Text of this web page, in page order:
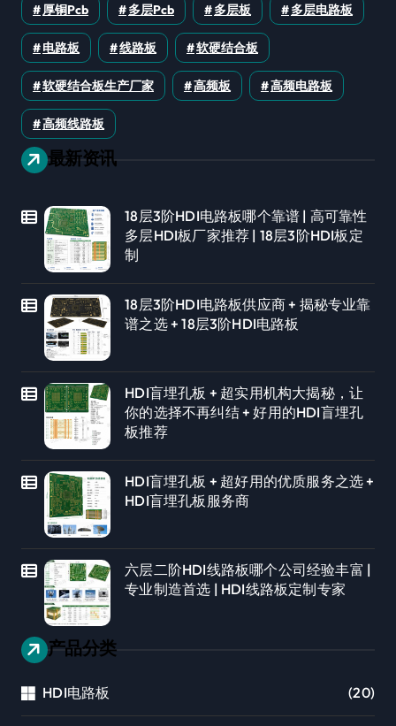
厚铜pcb 多层pcb 多层板 多层电路板
电路板 线路板 软硬结合板
软硬结合板生产厂家 高频板 高频电路板
高频线路板
最新资讯
18层3阶HDI电路板哪个靠谱 | 高可靠性
多层HDI板厂家推荐 | 18层3阶HDI板定
制
18层3阶HDI电路板供应商 + 揭秘专业靠
谱之选 + 18层3阶HDI电路板
HDI盲埋孔板 + 超实用机构大揭秘，让
你的选择不再纠结 + 好用的HDI盲埋孔
板推荐
HDI盲埋孔板 + 超好用的优质服务之选 +
HDI盲埋孔板服务商
六层二阶HDI线路板哪个公司经验丰富 |
专业制造首选 | HDI线路板定制专家
产品分类
HDI电路板 (20)